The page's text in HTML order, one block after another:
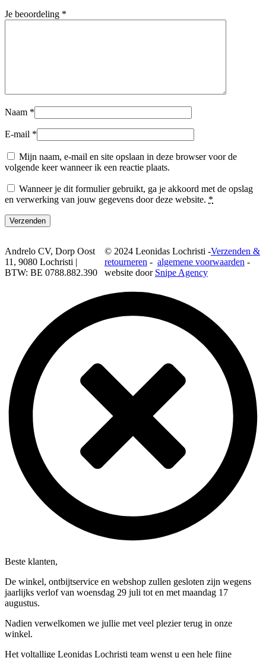
Je beoordeling *
Naam *
E-mail *
Mijn naam, e-mail en site opslaan in deze browser voor de
volgende keer wanneer ik een reactie plaats.
Wanneer je dit formulier gebruikt, ga je akkoord met de opslag
en verwerking van jouw gegevens door deze website. *
Andrelo CV, Dorp Oost
11, 9080 Lochristi |
BTW: BE 0788.882.390
© 2024 Leonidas Lochristi -Verzenden &
retourneren - algemene voorwaarden -
website door Snipe Agency
Beste klanten,
De winkel, ontbijtservice en webshop zullen gesloten zijn wegens
jaarlijks verlof van woensdag 29 juli tot en met maandag 17
augustus.
Nadien verwelkomen we jullie met veel plezier terug in onze
winkel.
Het voltallige Leonidas Lochristi team wenst u een hele fijne